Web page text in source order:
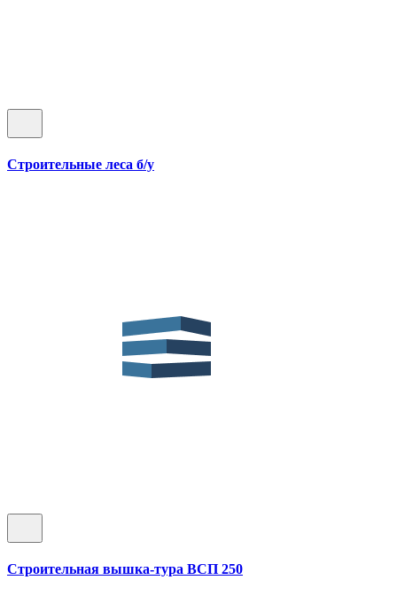
Строительные леса б/у
Строительная вышка-тура ВСП 250